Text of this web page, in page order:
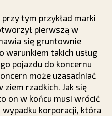
przy tym przykład marki
pierwszą w
się gruntownie
warunkiem takich usług
pojazdu do koncernu
może uzasadniać
rzadkich. Jak się
on w końcu musi wrócić
korporacji, która